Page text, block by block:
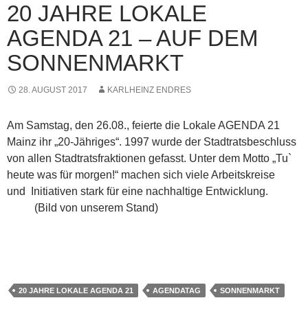
20 JAHRE LOKALE
AGENDA 21 – AUF DEM
SONNENMARKT
28. AUGUST 2017 KARLHEINZ ENDRES
Am Samstag, den 26.08., feierte die Lokale AGENDA 21
Mainz ihr „20-Jähriges“. 1997 wurde der Stadtratsbeschluss
von allen Stadtratsfraktionen gefasst. Unter dem Motto „Tu`
heute was für morgen!“ machen sich viele Arbeitskreise
und Initiativen stark für eine nachhaltige Entwicklung.
(Bild von unserem Stand)
20 JAHRE LOKALE AGENDA 21 AGENDATAG SONNENMARKT